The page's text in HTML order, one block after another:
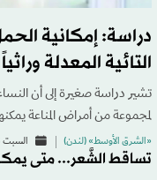
دراسة: إمكانية
التائية المعدلة وراثياً
تشير دراسة ‌صغيرة إلى أن النساء
لمجموعة من أمراض المناعة
«الشرق الأوسط» (لندن) السبت 08/08 - 17:21
تساقط الشَّعر... متى